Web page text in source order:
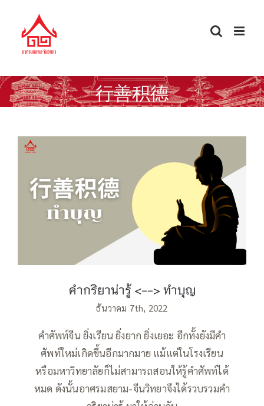
content
行善积德
คำกริยาน่ารู้ ทำบุญ
คำกริยาน่ารู้ <--> ทำบุญ
ธันวาคม 7th, 2022
คำศัพท์จีน ยิ่งเรียน ยิ่งยาก ยิ่งเยอะ อีกทั้งยังมีคำ
ศัพท์ใหม่เกิดขึ้นอีกมากมาย แม้แต่ในโรงเรียน
หรือมหาวิทยาลัยก็ไม่สามารถสอนให้รู้คำศัพท์ได้
หมด ดังนั้นอาศรมสยาม-จีนวิทยาจึงได้รวบรวมคำ